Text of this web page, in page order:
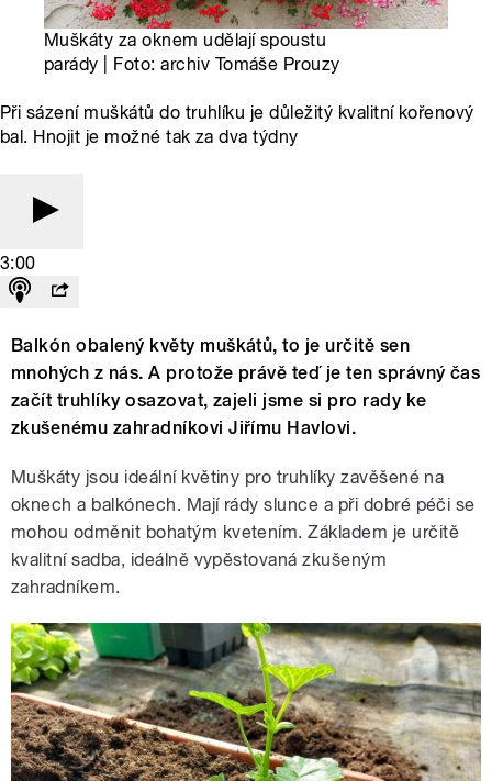
Muškáty za oknem udělají spoustu
parády | Foto: archiv Tomáše Prouzy
Při sázení muškátů do truhlíku je důležitý kvalitní kořenový
bal. Hnojit je možné tak za dva týdny
3:00
Balkón obalený květy muškátů, to je určitě sen
mnohých z nás. A protože právě teď je ten správný čas
začít truhlíky osazovat, zajeli jsme si pro rady ke
zkušenému zahradníkovi Jiřímu Havlovi.
Muškáty jsou ideální květiny pro truhlíky zavěšené na
oknech a balkónech. Mají rády slunce a při dobré péči se
mohou odměnit bohatým kvetením. Základem je určitě
kvalitní sadba, ideálně vypěstovaná zkušeným
zahradníkem.